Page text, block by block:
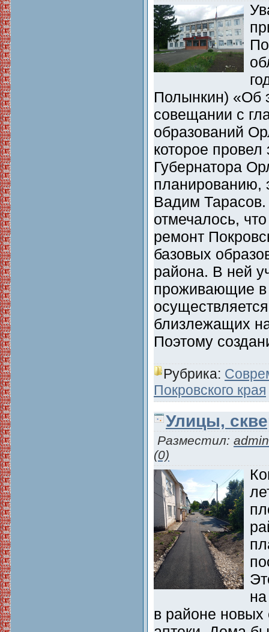
Полынкин) «Об
совещании с
образований
которое провел
Губернатора
планированию,
Вадим
отмечалось,
ремонт
базовых
района. В ней
проживающие
близлежащих
Поэтому
Рубрика:
Покровского края
Улицы,
Разместил: admin
(0)
в районе новых